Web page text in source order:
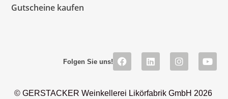
Gutscheine kaufen
Folgen Sie uns!
© GERSTACKER Weinkellerei Likörfabrik GmbH 2026